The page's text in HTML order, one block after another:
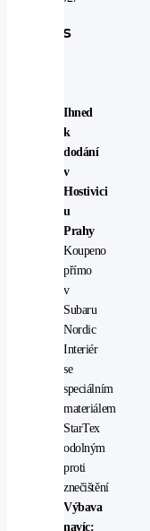
Popis
Ihned
k
dodání
v
Hostivici
u
Prahy
Koupeno
přímo
v
Subaru
Nordic
Interiér
se
speciálním
materiálem
StarTex
odolným
proti
znečištění
Výbava
navíc: